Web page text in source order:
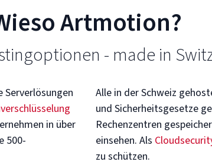
Artmotion?
- made in
in über
500-
Alle in der Schweiz
und Sicherheitsgesetze
Rechenzentren
einsehen. Als
zu schützen.